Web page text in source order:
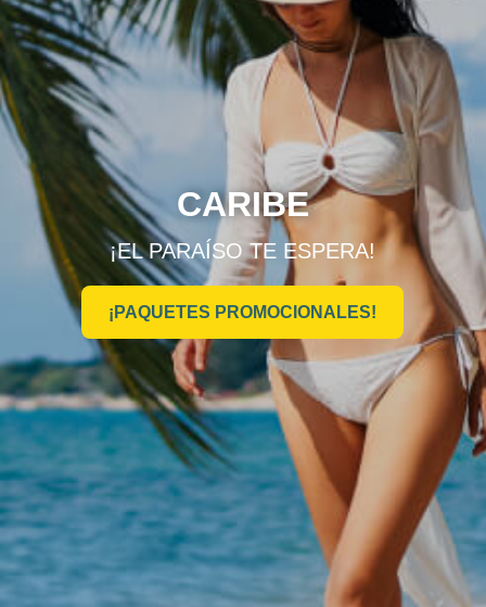
CARIBE
¡EL PARAÍSO TE ESPERA!
¡PAQUETES PROMOCIONALES!